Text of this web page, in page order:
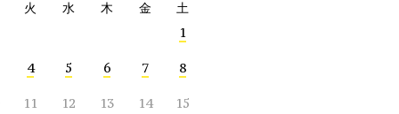
火 水 木 金 土
1
4 5 6 7 8
11 12 13 14 15